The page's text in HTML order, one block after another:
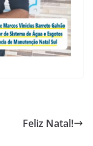
Feliz Natal!